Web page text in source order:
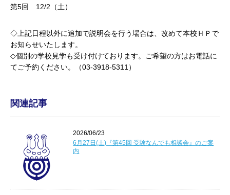
第5回 12/2（土）
◇上記日程以外に追加で説明会を行う場合は、改めて本校ＨＰで
お知らせいたします。
◇個別の学校見学も受け付けております。ご希望の方はお電話に
てご予約ください。（03-3918-5311）
関連記事
2026/06/23
6月27日(土)『第45回 受験なんでも相談会』のご案
内